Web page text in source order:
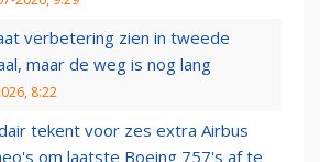
verbetering zien in tweede
maar de weg is nog lang
8:22
tekent voor zes extra Airbus
om laatste Boeing 757's af te